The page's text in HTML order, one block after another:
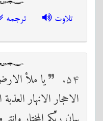
تلاوت ترجمه
۵۴
يا ملأ
الاحجار الانهار